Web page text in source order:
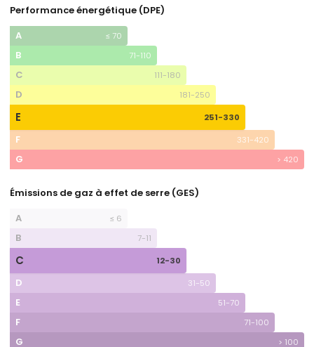
Performance énergétique (DPE)
A
≤ 70
B 71-110
C 111-180
D 181-250
E 251-330
F 331-420
G > 420
Émissions de gaz à effet de serre (GES)
A
≤ 6
B 7-11
C 12-30
D 31-50
E 51-70
F 71-100
G > 100